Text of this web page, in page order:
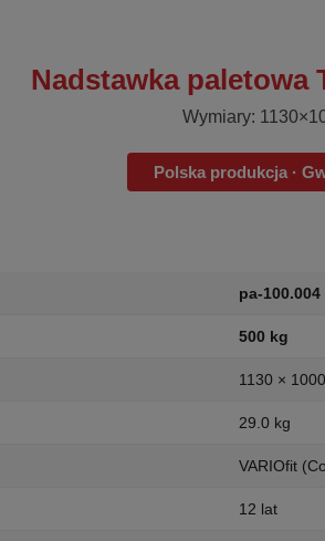
Nadstawka paletowa
Wymiary:
Polska produkcja ·
pa-100.004
500 kg
1130 ×
29.0 kg
VARIOfit
12 lat